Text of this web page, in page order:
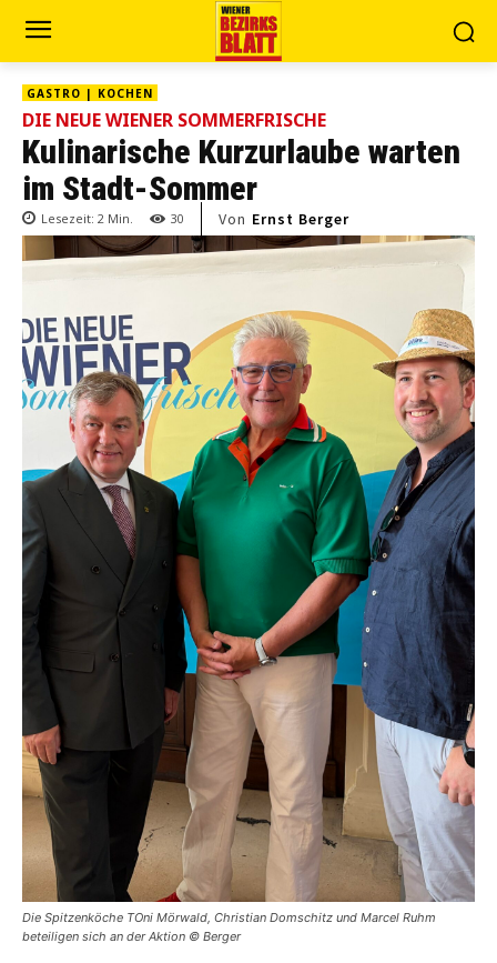
GASTRO | KOCHEN
DIE NEUE WIENER SOMMERFRISCHE
Kulinarische Kurzurlaube warten
im Stadt-Sommer
Lesezeit: 2 Min. 30 Von Ernst Berger
Die Spitzenköche TOni Mörwald, Christian Domschitz und Marcel Ruhm
beteiligen sich an der Aktion © Berger